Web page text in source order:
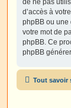
de ne pas
d’accès à
phpBB ou une
votre mot de
phpBB. Ce
phpBB
Tout savoir